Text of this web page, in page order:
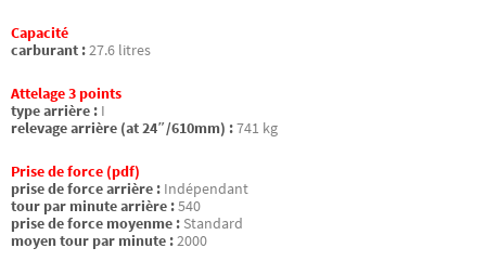
Capacité
carburant :27.6 litres
Attelage 3 points
type arrière : I
relevage arrière (at 24″/610mm) :741 kg
Prise de force (pdf)
prise de force arrière : Indépendant
tour par minute arrière :540
prise de force moyenme : Standard
moyen tour par minute :2000